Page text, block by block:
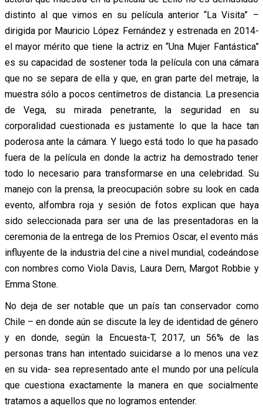
distinto al que vimos en su película anterior “La Visita” –
dirigida por Mauricio López Fernández y estrenada en 2014-
el mayor mérito que tiene la actriz en “Una Mujer Fantástica”
es su capacidad de sostener toda la película con una cámara
que no se separa de ella y que, en gran parte del metraje, la
muestra sólo a pocos centímetros de distancia. La presencia
de Vega, su mirada penetrante, la seguridad en su
corporalidad cuestionada es justamente lo que la hace tan
poderosa ante la cámara. Y luego está todo lo que ha pasado
fuera de la película en donde la actriz ha demostrado tener
todo lo necesario para transformarse en una celebridad. Su
manejo con la prensa, la preocupación sobre su look en cada
evento, alfombra roja y sesión de fotos explican que haya
sido seleccionada para ser una de las presentadoras en la
ceremonia de la entrega de los Premios Oscar, el evento más
influyente de la industria del cine a nivel mundial, codeándose
con nombres como Viola Davis, Laura Dern, Margot Robbie y
Emma Stone.
No deja de ser notable que un país tan conservador como
Chile – en donde aún se discute la ley de identidad de género
y en donde, según la Encuesta-T, 2017, un 56% de las
personas trans han intentado suicidarse a lo menos una vez
en su vida- sea representado ante el mundo por una película
que cuestiona exactamente la manera en que socialmente
tratamos a aquellos que no logramos entender.